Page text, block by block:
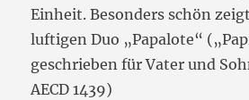
Einheit. Besonders schön
luftigen Duo „Papalote“
geschrieben für Vater und
AECD 1439)